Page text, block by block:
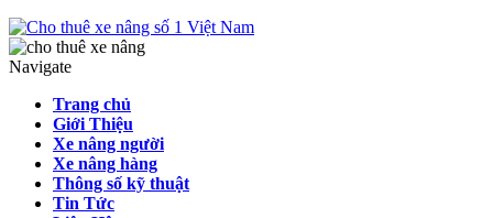
Navigate
Trang chủ
Giới Thiệu
Xe nâng người
Xe nâng hàng
Thông số kỹ thuật
Tin Tức